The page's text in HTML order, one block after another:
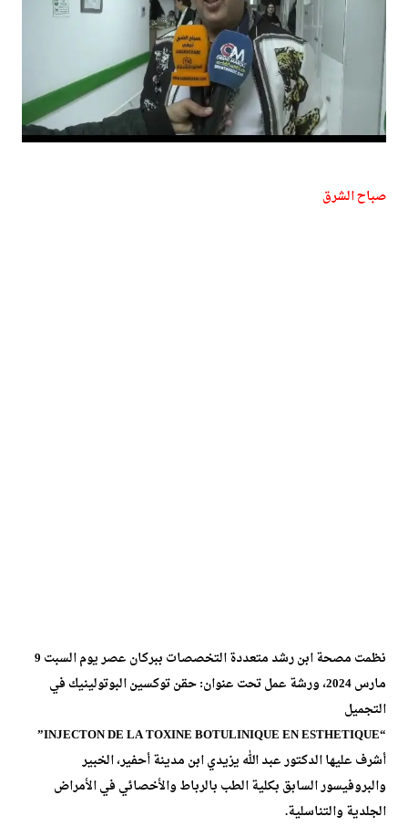
صباح الشرق
نظمت مصحة ابن رشد متعددة التخصصات ببركان عصر يوم السبت 9
مارس 2024، ورشة عمل تحت عنوان: حقن توكسين البوتولينيك في
التجميل
“INJECTON DE LA TOXINE BOTULINIQUE EN ESTHETIQUE”
أشرف عليها الدكتور عبد الله يزيدي ابن مدينة أحفير، الخبير
والبروفيسور السابق بكلية الطب بالرباط والأخصائي في الأمراض
الجلدية والتناسلية.